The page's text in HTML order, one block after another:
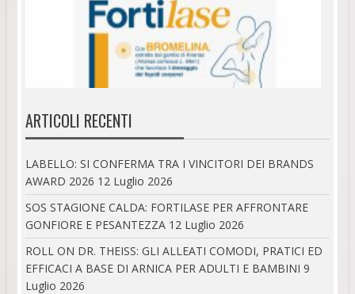
ARTICOLI RECENTI
LABELLO: SI CONFERMA TRA I VINCITORI DEI BRANDS
AWARD 2026 12 Luglio 2026
SOS STAGIONE CALDA: FORTILASE PER AFFRONTARE
GONFIORE E PESANTEZZA 12 Luglio 2026
ROLL ON DR. THEISS: GLI ALLEATI COMODI, PRATICI ED
EFFICACI A BASE DI ARNICA PER ADULTI E BAMBINI 9
Luglio 2026